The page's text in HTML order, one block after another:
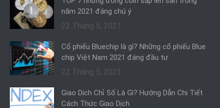
năm 2021 đáng chú ý
22 Tháng 5, 2021
Cổ phiếu Bluechip là gì? Những cổ phiếu Blue
chip Việt Nam 2021 đáng đầu tư
22 Tháng 5, 2021
Giao Dịch Chỉ Số Là Gì? Hướng Dẫn Chi Tiết
Cách Thức Giao Dịch